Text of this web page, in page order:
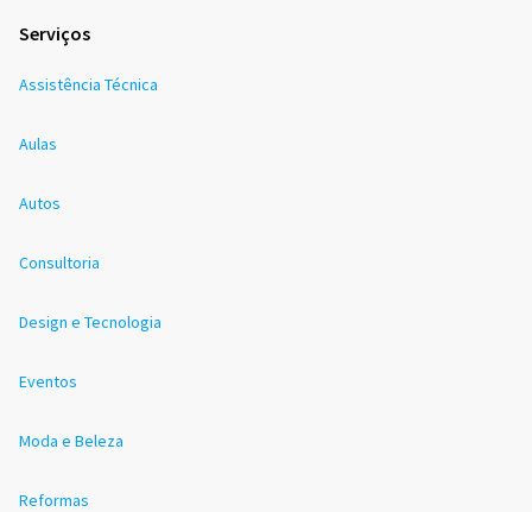
Serviços
Assistência Técnica
Aulas
Autos
Consultoria
Design e Tecnologia
Eventos
Moda e Beleza
Reformas